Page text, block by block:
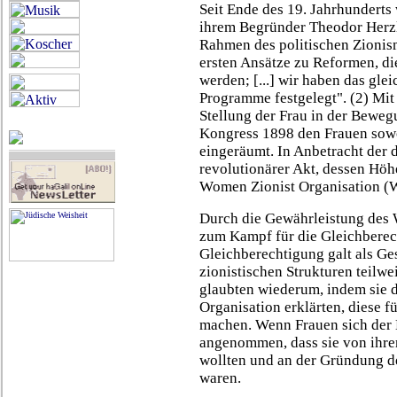
Seit Ende des 19.
ihrem Begründer Theodor
Rahmen des politischen
ersten Ansätze zu Reformen,
werden; [...] wir haben das
Programme festgelegt". (2)
Stellung der Frau in der
Kongress 1898 den Frauen
eingeräumt. In Anbetracht der
revolutionärer Akt, dessen
Women Zionist Organisation
Durch die Gewährleistung des
zum Kampf für die
Gleichberechtigung galt als
zionistischen Strukturen
glaubten wiederum, indem sie
Organisation erklärten, diese
machen. Wenn Frauen sich
angenommen, dass sie von
wollten und an der Gründung
waren.